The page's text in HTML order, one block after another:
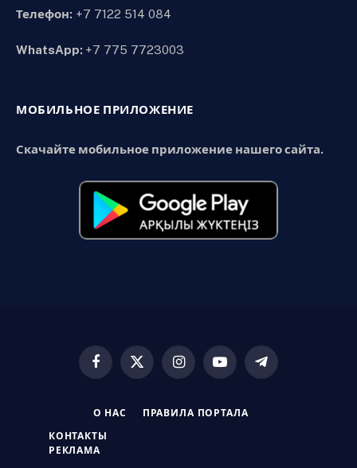
Телефон: +7 7122 514 084
WhatsApp: +7 775 7723003
МОБИЛЬНОЕ ПРИЛОЖЕНИЕ
Скачайте мобильное приложение нашего сайта.
Facebook
X
InstagramYouTubeTelegram
О НАС ПРАВИЛА ПОРТАЛА
КОНТАКТЫ
РЕКЛАМА